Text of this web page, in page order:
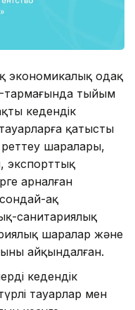
экономикалық одақ
тармағында тыйым
кедендік
қатысты
шаралары,
экспорттық
арналған
ақ
санитариялық
шаралар және
айқындалған.
кедендік
тауарлар мен